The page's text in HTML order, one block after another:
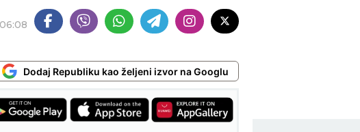
06:08
Dodaj Republiku kao željeni izvor na Googlu